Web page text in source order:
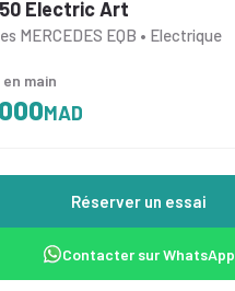
Electric Art
MERCEDES EQB • Electrique
main
MAD
Réserver un essai
Contacter sur WhatsApp